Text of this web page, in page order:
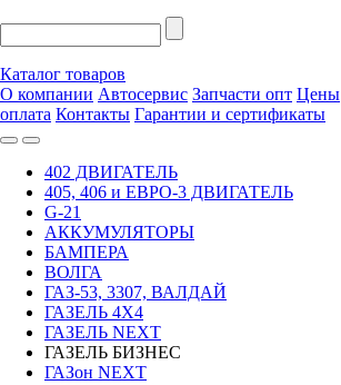
Каталог товаров
О компании Автосервис Запчасти опт Цены
оплата Контакты Гарантии и сертификаты
402 ДВИГАТЕЛЬ
405, 406 и ЕВРО-3 ДВИГАТЕЛЬ
G-21
АККУМУЛЯТОРЫ
БАМПЕРА
ВОЛГА
ГАЗ-53, 3307, ВАЛДАЙ
ГАЗЕЛЬ 4Х4
ГАЗЕЛЬ NEXT
ГАЗЕЛЬ БИЗНЕС
ГАЗон NEXT